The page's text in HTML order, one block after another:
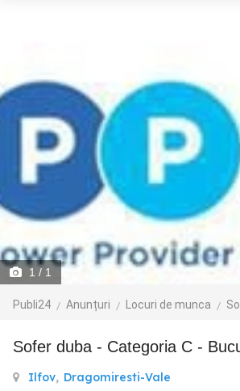
1 / 1
Publi24 Anunțuri Locuri de munca
Sofer duba - Categoria C -
Ilfov, Dragomiresti-Vale